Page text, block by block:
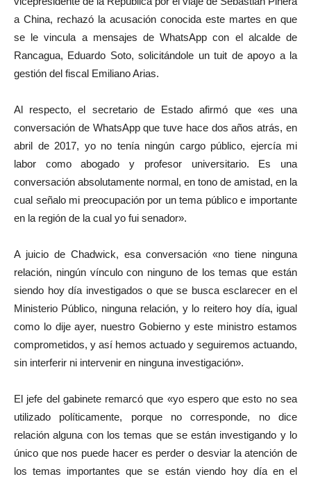
a China, rechazó la acusación conocida este martes en que
se le vincula a mensajes de WhatsApp con el alcalde de
Rancagua, Eduardo Soto, solicitándole un tuit de apoyo a la
gestión del fiscal Emiliano Arias.
Al respecto, el secretario de Estado afirmó que «es una
conversación de WhatsApp que tuve hace dos años atrás, en
abril de 2017, yo no tenía ningún cargo público, ejercía mi
labor como abogado y profesor universitario. Es una
conversación absolutamente normal, en tono de amistad, en la
cual señalo mi preocupación por un tema público e importante
en la región de la cual yo fui senador».
A juicio de Chadwick, esa conversación «no tiene ninguna
relación, ningún vínculo con ninguno de los temas que están
siendo hoy día investigados o que se busca esclarecer en el
Ministerio Público, ninguna relación, y lo reitero hoy día, igual
como lo dije ayer, nuestro Gobierno y este ministro estamos
comprometidos, y así hemos actuado y seguiremos actuando,
sin interferir ni intervenir en ninguna investigación».
El jefe del gabinete remarcó que «yo espero que esto no sea
utilizado políticamente, porque no corresponde, no dice
relación alguna con los temas que se están investigando y lo
único que nos puede hacer es perder o desviar la atención de
los temas importantes que se están viendo hoy día en el